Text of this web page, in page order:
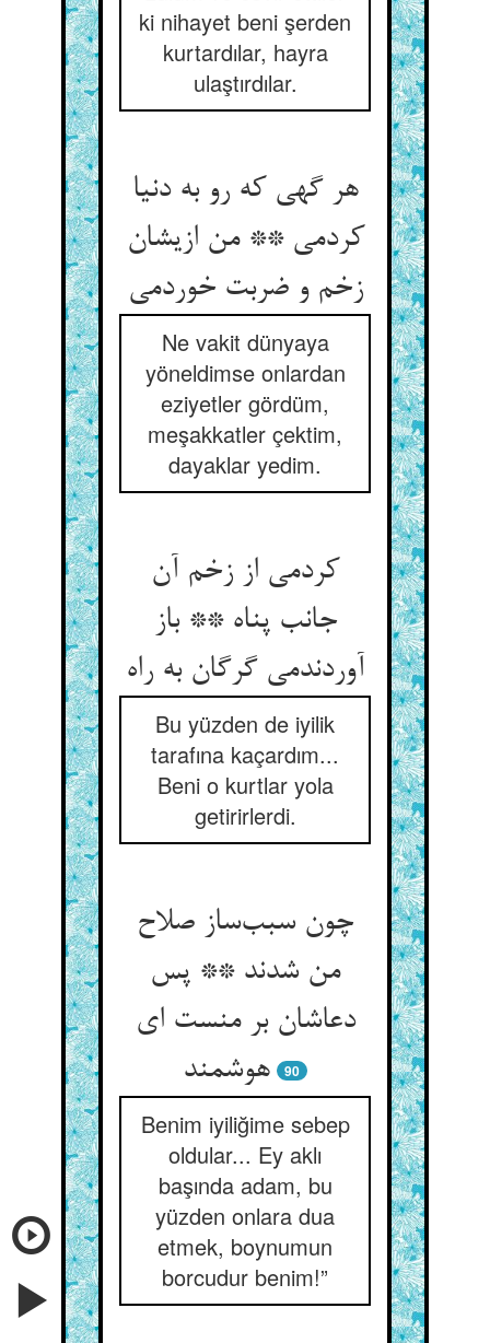
ki nihayet beni şerden
kurtardılar, hayra
ulaştırdılar.
هر گهی که رو به دنیا
کردمی ** من ازیشان
زخم و ضربت خوردمی
Ne vakit dünyaya
yöneldimse onlardan
eziyetler gördüm,
meşakkatler çektim,
dayaklar yedim.
کردمی از زخم آن
جانب پناه ** باز
آوردندمی گرگان به راه
Bu yüzden de iyilik
tarafına kaçardım...
Beni o kurtlar yola
getirirlerdi.
چون سبب‌ساز صلاح
من شدند ** پس
دعاشان بر منست ای
هوشمند
90
Benim iyiliğime sebep
oldular... Ey aklı
başında adam, bu
yüzden onlara dua
etmek, boynumun
borcudur benim!”